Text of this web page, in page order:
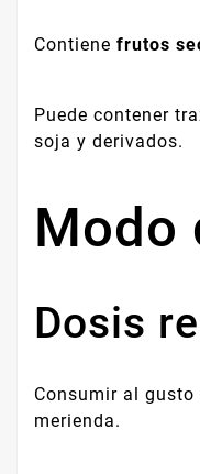
Contiene frutos
Puede contener
soja y derivados.
Modo
Dosis
Consumir al
merienda.